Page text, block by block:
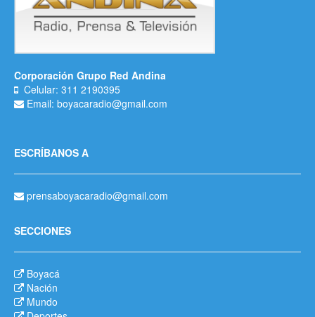
Corporación Grupo Red Andina
Celular: 311 2190395
Email: boyacaradio@gmail.com
ESCRÍBANOS A
prensaboyacaradio@gmail.com
SECCIONES
Boyacá
Nación
Mundo